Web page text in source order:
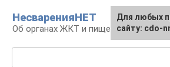
контенту
НесваренияНЕТ
Об органах ЖКТ и пищеварении
Для любых
сайту: cdo-